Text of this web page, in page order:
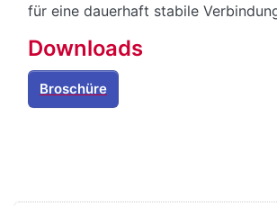
für eine dauerhaft stabile
Downloads
Broschüre